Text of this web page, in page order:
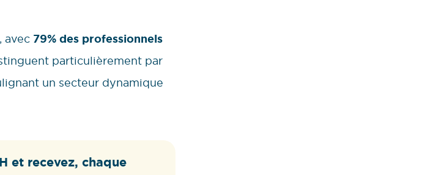
avec 79% des professionnels
particulièrement par
un secteur dynamique
et recevez, chaque